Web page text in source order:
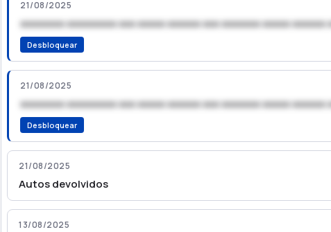
21/08/2025
xxxxxxxx xxxxxxxxx xxx xxxxx xxxxxx xxx xxxxxxx xxxxx xxxxxx
Desbloquear
21/08/2025
xxxxxxxx xxxxxxxxx xxx xxxxx xxxxxx xxx xxxxxxx xxxxx xxxxxx
Desbloquear
21/08/2025
Autos devolvidos
13/08/2025